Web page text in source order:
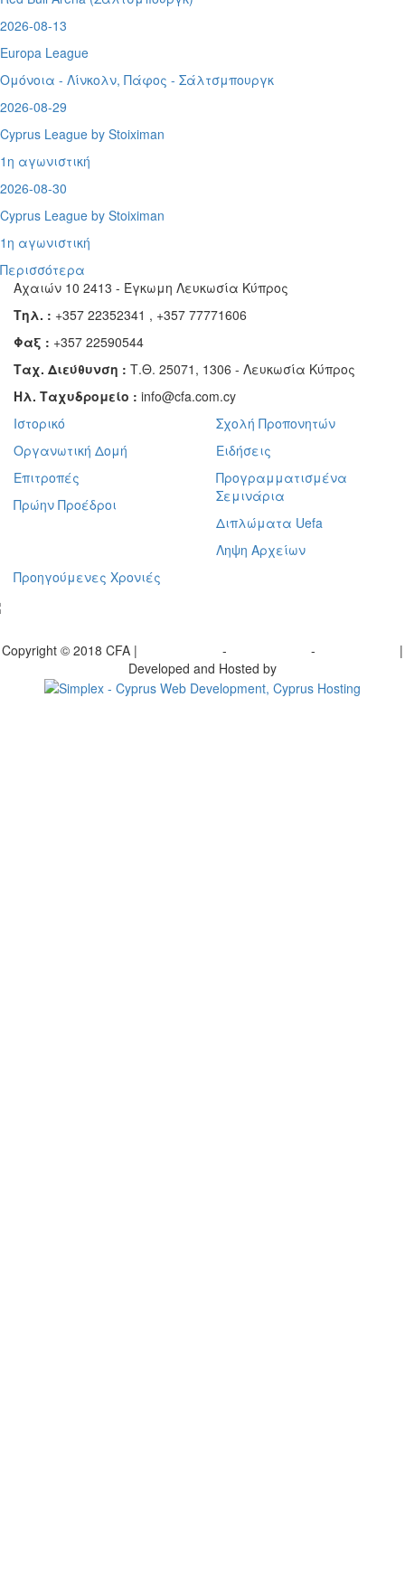
2026-08-13
Europa League
Ομόνοια - Λίνκολν, Πάφος - Σάλτσμπουργκ
2026-08-29
Cyprus League by Stoiximan
1η αγωνιστική
2026-08-30
Cyprus League by Stoiximan
1η αγωνιστική
Περισσότερα
Αχαιών 10 2413 - Έγκωμη Λευκωσία Κύπρος
Τηλ. : +357 22352341 , +357 77771606
Φαξ : +357 22590544
Ταχ. Διεύθυνση : Τ.Θ. 25071, 1306 - Λευκωσία Κύπρος
Ηλ. Ταχυδρομείο : info@cfa.com.cy
Ιστορικό
Οργανωτική Δομή
Επιτροπές
Πρώην Προέδροι
Σχολή Προπονητών
Ειδήσεις
Προγραμματισμένα
Σεμινάρια
Διπλώματα Uefa
Ληψη Αρχείων
Προηγούμενες Χρονιές
Copyright © 2018 CFA | - -
|
Developed and Hosted by